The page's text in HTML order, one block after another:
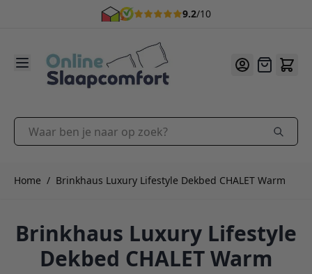
9.2/10
Offerte
Waar ben je naar op zoek?
Home / Brinkhaus Luxury Lifestyle Dekbed CHALET Warm
Brinkhaus Luxury Lifestyle
Dekbed CHALET Warm